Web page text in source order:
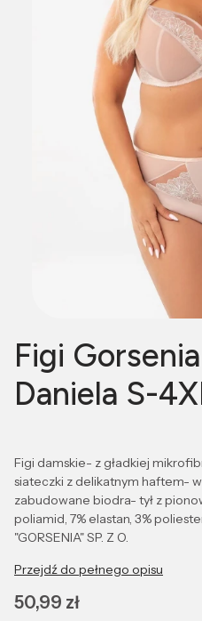
Figi
Daniela S-
Figi damskie- z gładkiej
siateczki z delikatnym haftem-
zabudowane biodra- tył z
poliamid, 7% elastan, 3%
"GORSENIA" SP. Z O.
Przejdź do pełnego opisu
Cena
50,99 zł